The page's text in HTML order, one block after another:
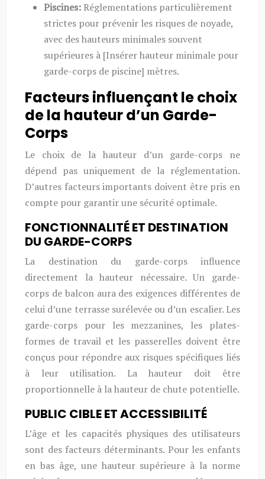
Piscines: Réglementations particulièrement
strictes pour prévenir les risques de noyade,
avec des hauteurs minimales souvent
supérieures à [Insérer hauteur minimale pour
garde-corps de piscine] mètres.
Facteurs influençant le choix
de la hauteur d’un Garde-
Corps
Le choix de la hauteur d’un garde-corps ne
dépend pas uniquement de la réglementation.
D’autres facteurs importants doivent être pris en
compte pour garantir une sécurité optimale.
FONCTIONNALITÉ ET DESTINATION
DU GARDE-CORPS
La destination du garde-corps influence
directement la hauteur nécessaire. Un garde-
corps de balcon aura des exigences différentes de
celui d’une terrasse surélevée ou d’un escalier. Les
garde-corps pour les mezzanines, les plates-
formes de travail et les passerelles doivent être
conçus pour répondre aux risques spécifiques liés
à leur utilisation. La hauteur doit être
proportionnelle à la hauteur de chute potentielle.
PUBLIC CIBLE ET ACCESSIBILITÉ
L’âge et les capacités physiques des utilisateurs
sont des facteurs déterminants. Pour les enfants
en bas âge, une hauteur supérieure à la norme